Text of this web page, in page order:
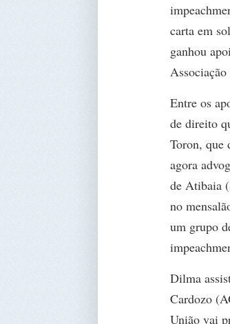
carta em
ganhou
Entre os
de direito
Toron, que
agora
de Atibaia
no
um grupo
Dilma
Cardozo
União vai